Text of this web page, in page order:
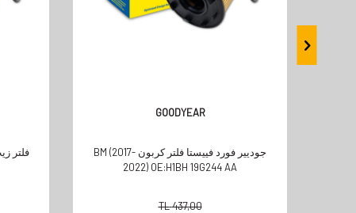
GOODYEAR
جوديير فورد فييستا فلتر كربون BM (2017-
2022) OE:H1BH 19G244 AA
437,00
TL